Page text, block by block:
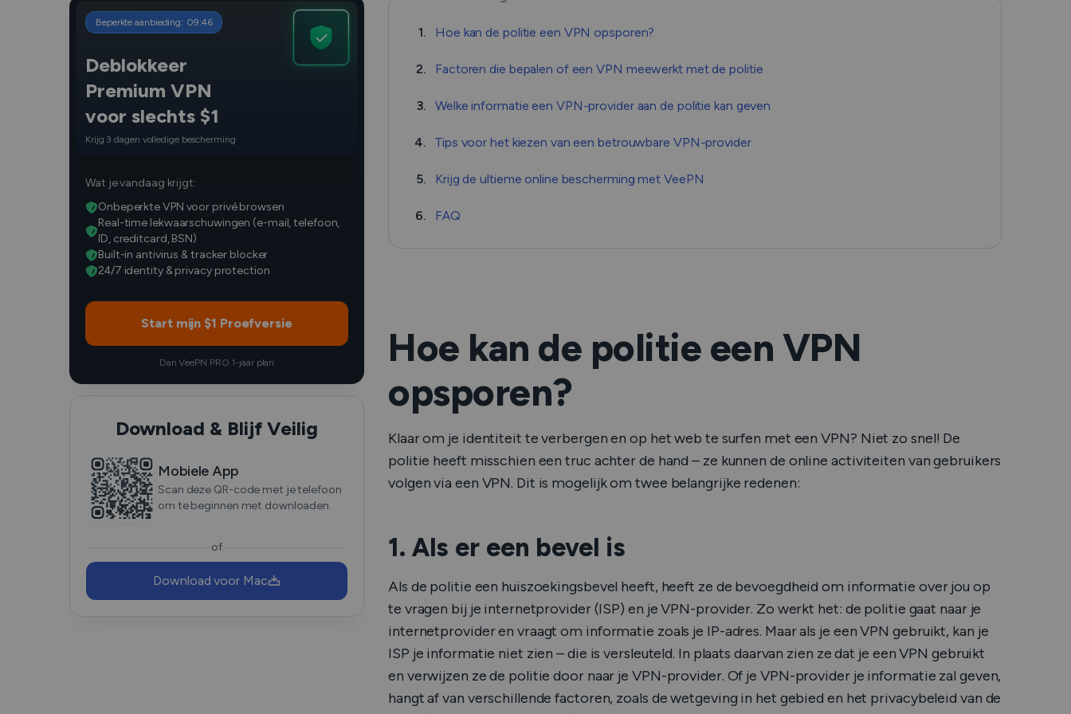
Beperkte aanbieding: 09:45
Deblokkeer
Premium VPN
voor slechts $1
Krijg 3 dagen volledige bescherming
Wat je vandaag krijgt:
Onbeperkte VPN voor privé browsen
Real-time lekwaarschuwingen (e-mail, telefoon,
ID, creditcard, BSN)
Built-in antivirus & tracker blocker
24/7 identity & privacy protection
Start mijn $1 Proefversie
Dan VeePN PRO 1-jaar plan
Download & Blijf Veilig
Mobiele App
Scan deze QR-code met je telefoon
om te beginnen met downloaden.
of
Download voor Mac
1. Hoe kan de politie een VPN opsporen?
2. Factoren die bepalen of een VPN meewerkt met de politie
3. Welke informatie een VPN-provider aan de politie kan geven
4. Tips voor het kiezen van een betrouwbare VPN-provider
5. Krijg de ultieme online bescherming met VeePN
6. FAQ
Hoe kan de politie een VPN
opsporen?
Klaar om je identiteit te verbergen en op het web te surfen met een VPN? Niet zo snel! De
politie heeft misschien een truc achter de hand – ze kunnen de online activiteiten van gebruikers
volgen via een VPN. Dit is mogelijk om twee belangrijke redenen:
1. Als er een bevel is
Als de politie een huiszoekingsbevel heeft, heeft ze de bevoegdheid om informatie over jou op
te vragen bij je internetprovider (ISP) en je VPN-provider. Zo werkt het: de politie gaat naar je
internetprovider en vraagt om informatie zoals je IP-adres. Maar als je een VPN gebruikt, kan je
ISP je informatie niet zien – die is versleuteld. In plaats daarvan zien ze dat je een VPN gebruikt
en verwijzen ze de politie door naar je VPN-provider. Of je VPN-provider je informatie zal geven,
hangt af van verschillende factoren, zoals de wetgeving in het gebied en het privacybeleid van de